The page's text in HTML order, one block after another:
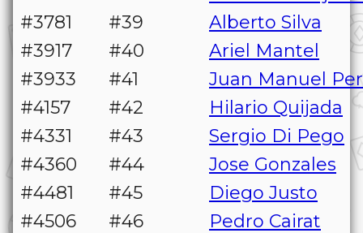
#3781
#39
Alberto Silva
#3917
#40
Ariel Mantel
#3933
#41
Juan Manuel
#4157
#42
Hilario Quijada
#4331
#43
Sergio Di Pego
#4360
#44
Jose Gonzales
#4481
#45
Diego Justo
#4506
#46
Pedro Cairat